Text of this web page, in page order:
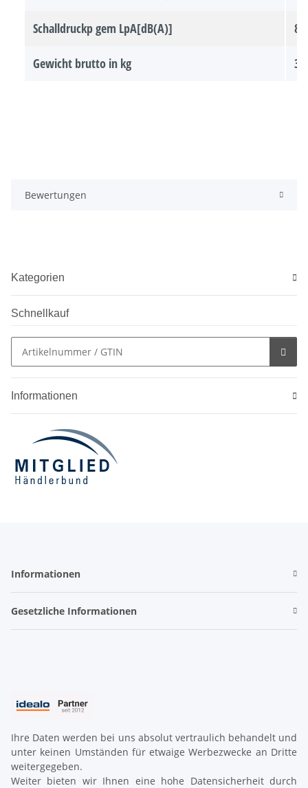
Schalldruckp gem LpA[dB(A)] 80
Gewicht brutto in kg 35
Bewertungen
Kategorien
Schnellkauf
Informationen
Informationen
Gesetzliche Informationen
Ihre Daten werden bei uns absolut vertraulich behandelt und
unter keinen Umständen für etwaige Werbezwecke an Dritte
weitergegeben.
Weiter bieten wir Ihnen eine hohe Datensicherheit durch